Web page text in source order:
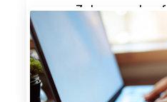
que Zoho puede
post. ¿Qué son
Zoho? Los portales
PUBLICADO EN BOOKS CRM,